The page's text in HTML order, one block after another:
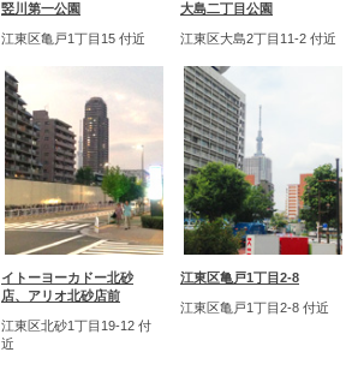
竪川第一公園
江東区亀戸1丁目15 付近
大島二丁目公園
江東区大島2丁目11-2 付近
イトーヨーカドー北砂
店、アリオ北砂店前
江東区北砂1丁目19-12 付
近
江東区亀戸1丁目2-8
江東区亀戸1丁目2-8 付近